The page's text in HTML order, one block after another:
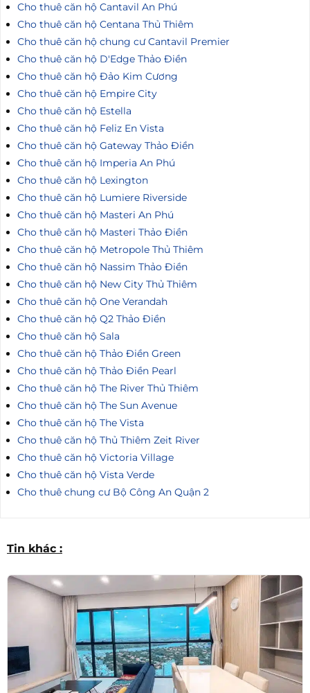
Cho thuê căn hộ Cantavil An Phú
Cho thuê căn hộ Centana Thủ Thiêm
Cho thuê căn hộ chung cư Cantavil Premier
Cho thuê căn hộ D'Edge Thảo Điền
Cho thuê căn hộ Đảo Kim Cương
Cho thuê căn hộ Empire City
Cho thuê căn hộ Estella
Cho thuê căn hộ Feliz En Vista
Cho thuê căn hộ Gateway Thảo Điền
Cho thuê căn hộ Imperia An Phú
Cho thuê căn hộ Lexington
Cho thuê căn hộ Lumiere Riverside
Cho thuê căn hộ Masteri An Phú
Cho thuê căn hộ Masteri Thảo Điền
Cho thuê căn hộ Metropole Thủ Thiêm
Cho thuê căn hộ Nassim Thảo Điền
Cho thuê căn hộ New City Thủ Thiêm
Cho thuê căn hộ One Verandah
Cho thuê căn hộ Q2 Thảo Điền
Cho thuê căn hộ Sala
Cho thuê căn hộ Thảo Điền Green
Cho thuê căn hộ Thảo Điền Pearl
Cho thuê căn hộ The River Thủ Thiêm
Cho thuê căn hộ The Sun Avenue
Cho thuê căn hộ The Vista
Cho thuê căn hộ Thủ Thiêm Zeit River
Cho thuê căn hộ Victoria Village
Cho thuê căn hộ Vista Verde
Cho thuê chung cư Bộ Công An Quận 2
Tin khác :